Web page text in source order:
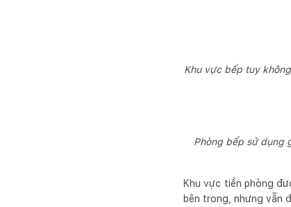
Khu vực bếp tuy
Phòng bếp sử dụng
Khu vực tiền phòng
bên trong, nhưng vẫn